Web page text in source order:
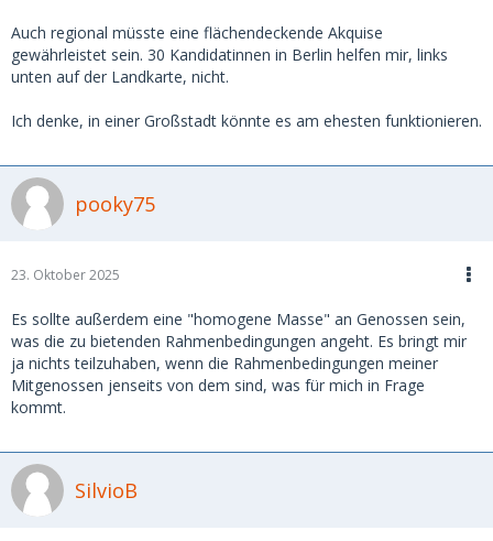
Auch regional müsste eine flächendeckende Akquise
gewährleistet sein. 30 Kandidatinnen in Berlin helfen mir, links
unten auf der Landkarte, nicht.
Ich denke, in einer Großstadt könnte es am ehesten funktionieren.
pooky75
23. Oktober 2025
Es sollte außerdem eine "homogene Masse" an Genossen sein,
was die zu bietenden Rahmenbedingungen angeht. Es bringt mir
ja nichts teilzuhaben, wenn die Rahmenbedingungen meiner
Mitgenossen jenseits von dem sind, was für mich in Frage
kommt.
SilvioB